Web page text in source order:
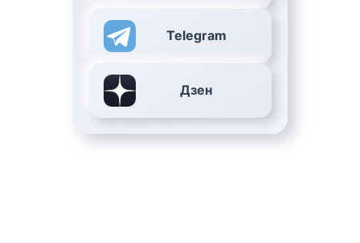
Telegram
Дзен